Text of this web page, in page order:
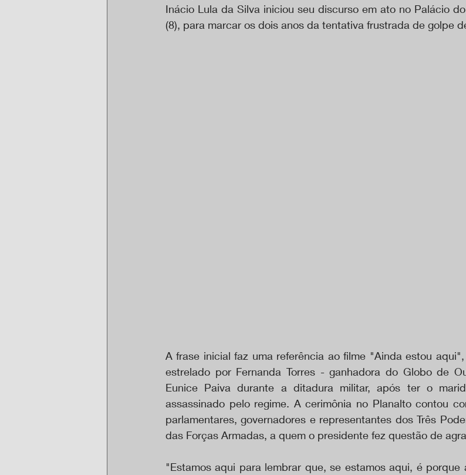
Inácio Lula da Silva iniciou seu discurso em ato no Palácio
(8), para marcar os dois anos da tentativa frustrada de golpe
A frase inicial faz uma referência ao filme "Ainda estou
estrelado por Fernanda Torres - ganhadora do Globo de
Eunice Paiva durante a ditadura militar, após ter o
assassinado pelo regime. A cerimônia no Planalto contou
parlamentares, governadores e representantes dos Três
das Forças Armadas, a quem o presidente fez questão de
"Estamos aqui para lembrar que, se estamos aqui, é porque